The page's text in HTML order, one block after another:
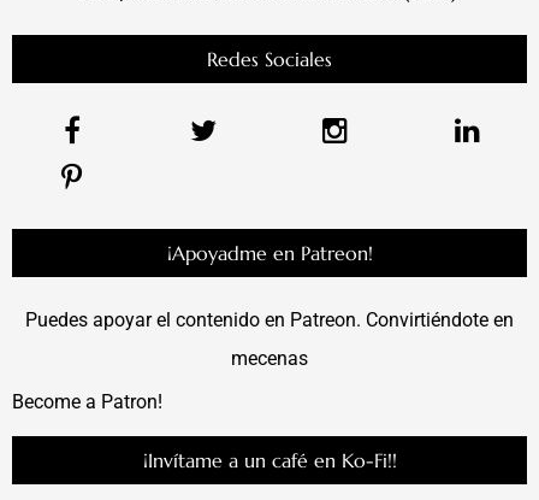
Redes Sociales
¡Apoyadme en Patreon!
Puedes apoyar el contenido en Patreon. Convirtiéndote en
mecenas
Become a Patron!
¡Invítame a un café en Ko-Fi!!